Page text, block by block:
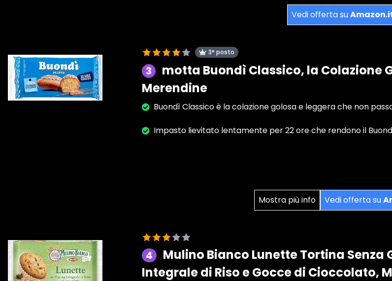
Vedi offerta su
3° posto
3
motta Buondì Classico, la Colazione
Merendine
Buondì Classico è la colazione golosa e leggera che non
Impasto lievitato lentamente per 22 ore che rendono il
Mostra più info Vedi offerta su
4
Mulino Bianco Lunette Tortina Senza
Integrale di Riso e Gocce di Cioccolato,